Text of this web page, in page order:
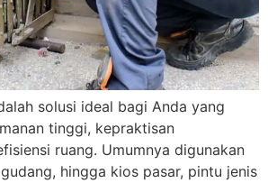
solusi ideal bagi Anda yang
tinggi, kepraktisan
ruang. Umumnya digunakan
hingga kios pasar, pintu jenis